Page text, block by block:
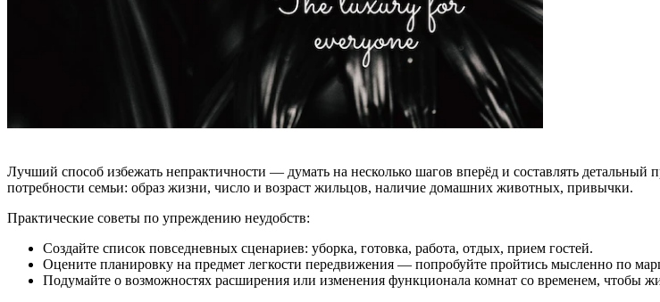
Лучший способ избежать непрактичности — думать на несколько шагов вперёд и составлять
потребности семьи: образ жизни, число и возраст жильцов, наличие домашних животных, привычки.
Практические советы по упреждению неудобств:
Создайте список повседневных сценариев: уборка, готовка, работа, отдых, прием гостей.
Оцените планировку на предмет легкости передвижения — попробуйте пройтись мысленно по
Подумайте о возможностях расширения или изменения функционала комнат со временем, чтобы